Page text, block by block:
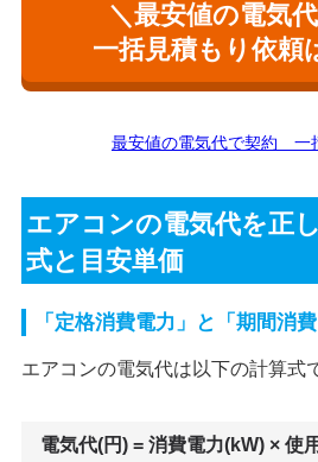
＼最安値の電気
一括見積もり依
最安値の電気代で契約 一
エアコンの電気代を正
式と目安単価
「定格消費電力」と「期間消
エアコンの電気代は以下の計算式
電気代(円) = 消費電力(kW) × 使